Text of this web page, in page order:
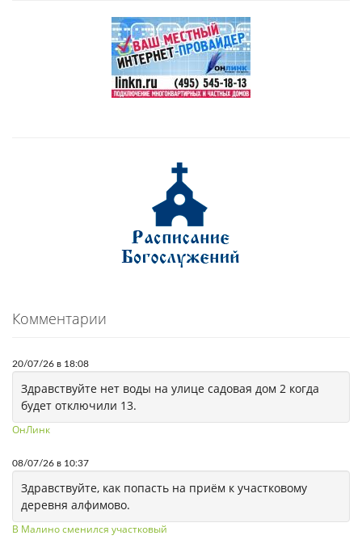
Комментарии
20/07/26 в 18:08
Здравствуйте нет воды на улице садовая дом 2 когда
будет отключили 13.
ОнЛинк
08/07/26 в 10:37
Здравствуйте, как попасть на приём к участковому
деревня алфимово.
В Малино сменился участковый